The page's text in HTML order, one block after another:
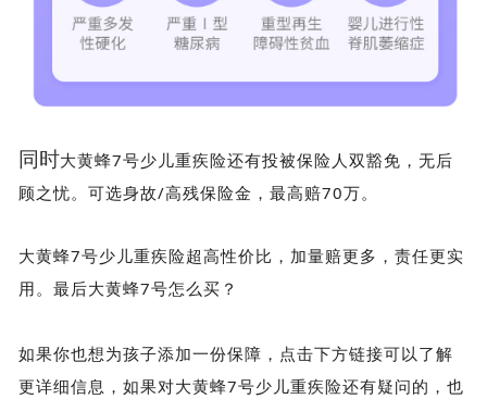
同时大黄蜂7号少儿重疾险还有投被保险人双豁免，无后
顾之忧。可选身故/高残保险金，最高赔70万。
大黄蜂7号少儿重疾险超高性价比，加量赔更多，责任更实
用。最后大黄蜂7号怎么买？
如果你也想为孩子添加一份保障，点击下方链接可以了解
更详细信息，如果对大黄蜂7号少儿重疾险还有疑问的，也